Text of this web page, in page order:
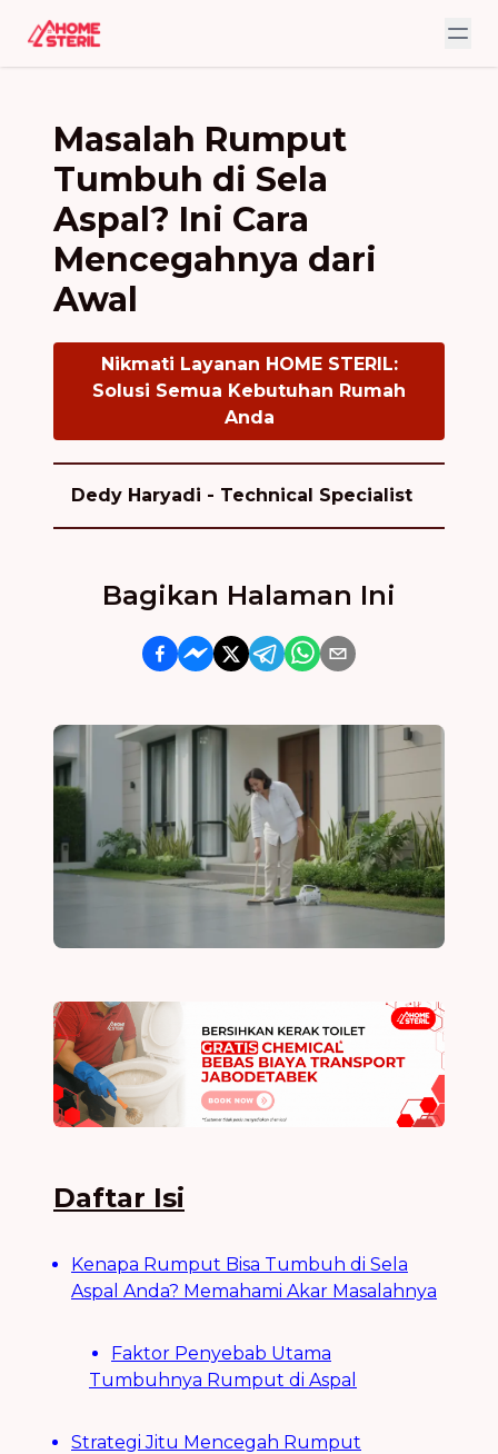
Masalah Rumput
Tumbuh di Sela
Aspal? Ini Cara
Mencegahnya dari
Awal
Nikmati Layanan HOME STERIL:
Solusi Semua Kebutuhan Rumah
Anda
Dedy Haryadi - Technical Specialist
Bagikan Halaman Ini
Daftar Isi
Kenapa Rumput Bisa Tumbuh di Sela
Aspal Anda? Memahami Akar Masalahnya
Faktor Penyebab Utama
Tumbuhnya Rumput di Aspal
Strategi Jitu Mencegah Rumput